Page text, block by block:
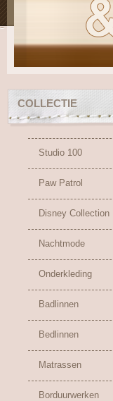
COLLECTIE
Studio 100
Paw Patrol
Disney Collection
Nachtmode
Onderkleding
Badlinnen
Bedlinnen
Matrassen
Borduurwerken